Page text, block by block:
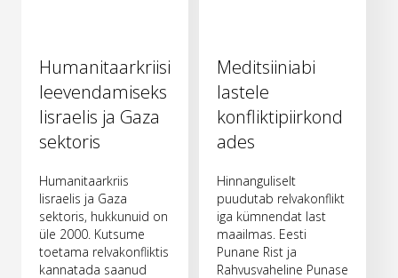
Humanitaarkriisi
leevendamiseks
Iisraelis ja Gaza
sektoris
Humanitaarkriis
Iisraelis ja Gaza
sektoris, hukkunuid on
üle 2000. Kutsume
toetama relvakonfliktis
kannatada saanud
Meditsiiniabi
lastele
konfliktipiirkond
ades
Hinnanguliselt
puudutab relvakonflikt
iga kümnendat last
maailmas. Eesti
Punane Rist ja
Rahvusvaheline Punase